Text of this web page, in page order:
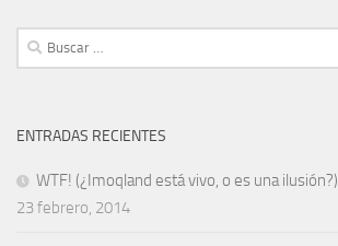
Buscar:
ENTRADAS RECIENTES
WTF! (¿Imoqland está vivo, o es una ilusión?)
23 febrero, 2014